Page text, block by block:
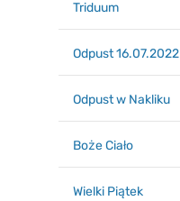
Triduum
Odpust 16.07.2022
Odpust w Nakliku
Boże Ciało
Wielki Piątek